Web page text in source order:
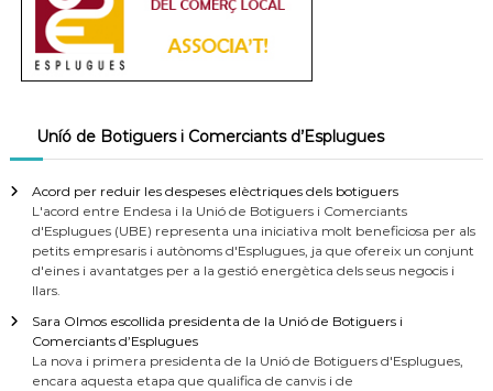
Uníó de Botiguers i Comerciants d’Esplugues
Acord per reduir les despeses elèctriques dels botiguers
L'acord entre Endesa i la Unió de Botiguers i Comerciants
d'Esplugues (UBE) representa una iniciativa molt beneficiosa per als
petits empresaris i autònoms d'Esplugues, ja que ofereix un conjunt
d'eines i avantatges per a la gestió energètica dels seus negocis i
llars.
Sara Olmos escollida presidenta de la Unió de Botiguers i
Comerciants d’Esplugues
La nova i primera presidenta de la Unió de Botiguers d'Esplugues,
encara aquesta etapa que qualifica de canvis i de